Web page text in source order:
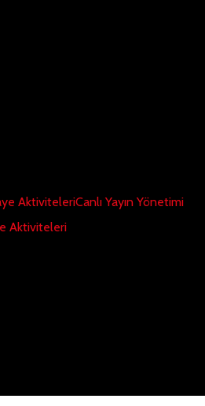
Aktiviteleri
Aktiviteleri
Canlı Yayın Yönetimi